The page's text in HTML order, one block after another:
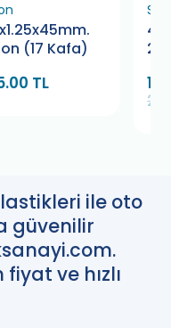
(17 Kafa)
TL
20
ile oto
güvenilir
ve hızlı